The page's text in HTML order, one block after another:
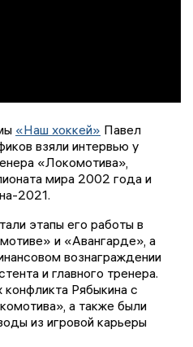
«Наш хоккей» Павел
взяли интервью у
«Локомотива»,
мира 2002 года и
2021.
этапы его работы в
и «Авангарде», а
вознаграждении
и главного тренера.
конфликта Рябыкина с
а также были
из игровой карьеры